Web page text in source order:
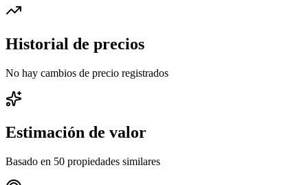
Historial de precios
No hay cambios de precio registrados
Estimación de valor
Basado en 50 propiedades similares